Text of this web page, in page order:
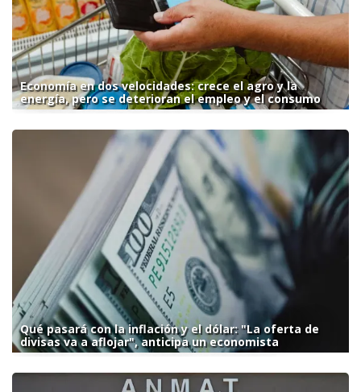
Economía en dos velocidades: crece el agro y la
energía, pero se deterioran el empleo y el consumo
Qué pasará con la inflación y el dólar: "La oferta de
divisas va a aflojar", anticipa un economista